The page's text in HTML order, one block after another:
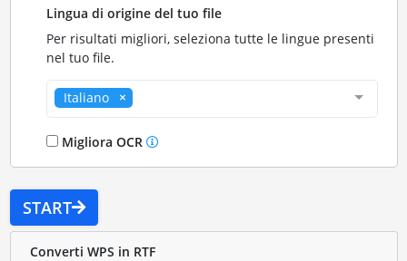
Lingua di origine del tuo file
Per risultati migliori, seleziona tutte le lingue presenti
nel tuo file.
Italiano
Migliora OCR
START
Converti WPS in RTF